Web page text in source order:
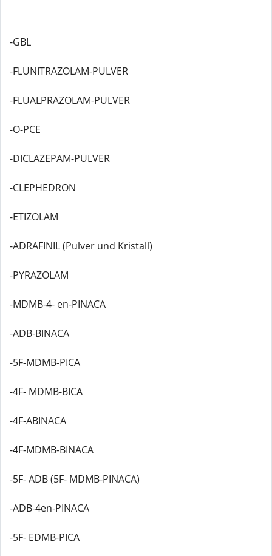
-GBL
-FLUNITRAZOLAM-PULVER
-FLUALPRAZOLAM-PULVER
-O-PCE
-DICLAZEPAM-PULVER
-CLEPHEDRON
-ETIZOLAM
-ADRAFINIL (Pulver und Kristall)
-PYRAZOLAM
-MDMB-4- en-PINACA
-ADB-BINACA
-5F-MDMB-PICA
-4F- MDMB-BICA
-4F-ABINACA
-4F-MDMB-BINACA
-5F- ADB (5F- MDMB-PINACA)
-ADB-4en-PINACA
-5F- EDMB-PICA